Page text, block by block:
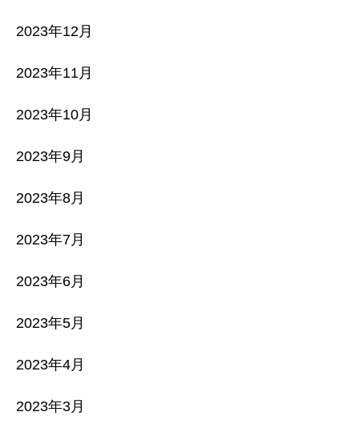
2023年12月
2023年11月
2023年10月
2023年9月
2023年8月
2023年7月
2023年6月
2023年5月
2023年4月
2023年3月